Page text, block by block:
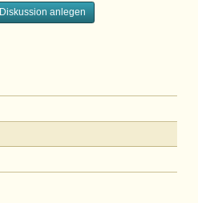
Diskussion anlegen